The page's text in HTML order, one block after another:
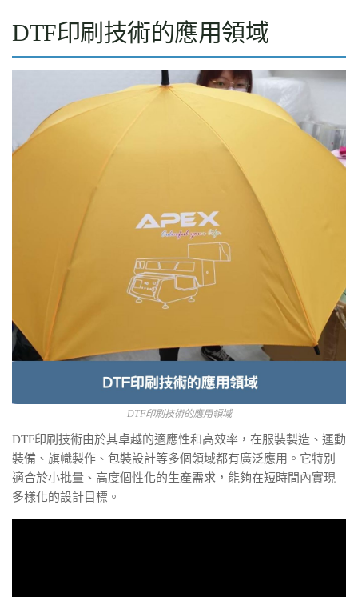
DTF印刷技術的應用領域
DTF印刷技術的應用領域
DTF印刷技術由於其卓越的適應性和高效率，在服裝製造、運動
裝備、旗幟製作、包裝設計等多個領域都有廣泛應用。它特別
適合於小批量、高度個性化的生產需求，能夠在短時間內實現
多樣化的設計目標。